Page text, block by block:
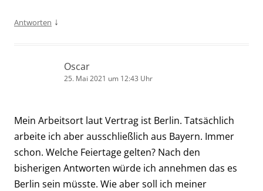
Antworten ↓
Oscar
25. Mai 2021 um 12:43 Uhr
Mein Arbeitsort laut Vertrag ist Berlin. Tatsächlich
arbeite ich aber ausschließlich aus Bayern. Immer
schon. Welche Feiertage gelten? Nach den
bisherigen Antworten würde ich annehmen das es
Berlin sein müsste. Wie aber soll ich meiner